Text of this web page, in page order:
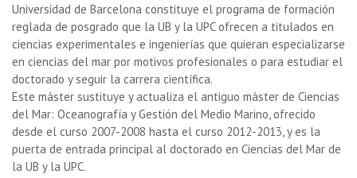
Universidad de Barcelona constituye el programa de formación
reglada de posgrado que la UB y la UPC ofrecen a titulados en
ciencias experimentales e ingenierías que quieran especializarse
en ciencias del mar por motivos profesionales o para estudiar el
doctorado y seguir la carrera científica.
Este máster sustituye y actualiza el antiguo máster de Ciencias
del Mar: Oceanografía y Gestión del Medio Marino, ofrecido
desde el curso 2007-2008 hasta el curso 2012-2013, y es la
puerta de entrada principal al doctorado en Ciencias del Mar de
la UB y la UPC.